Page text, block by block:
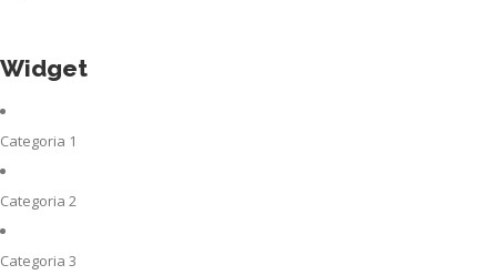
Widget
Categoria 1
Categoria 2
Categoria 3